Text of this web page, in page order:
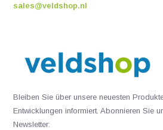
sales@veldshop.nl
Bleiben Sie über unsere neuesten
Entwicklungen informiert. Abonnieren Sie
Newsletter: